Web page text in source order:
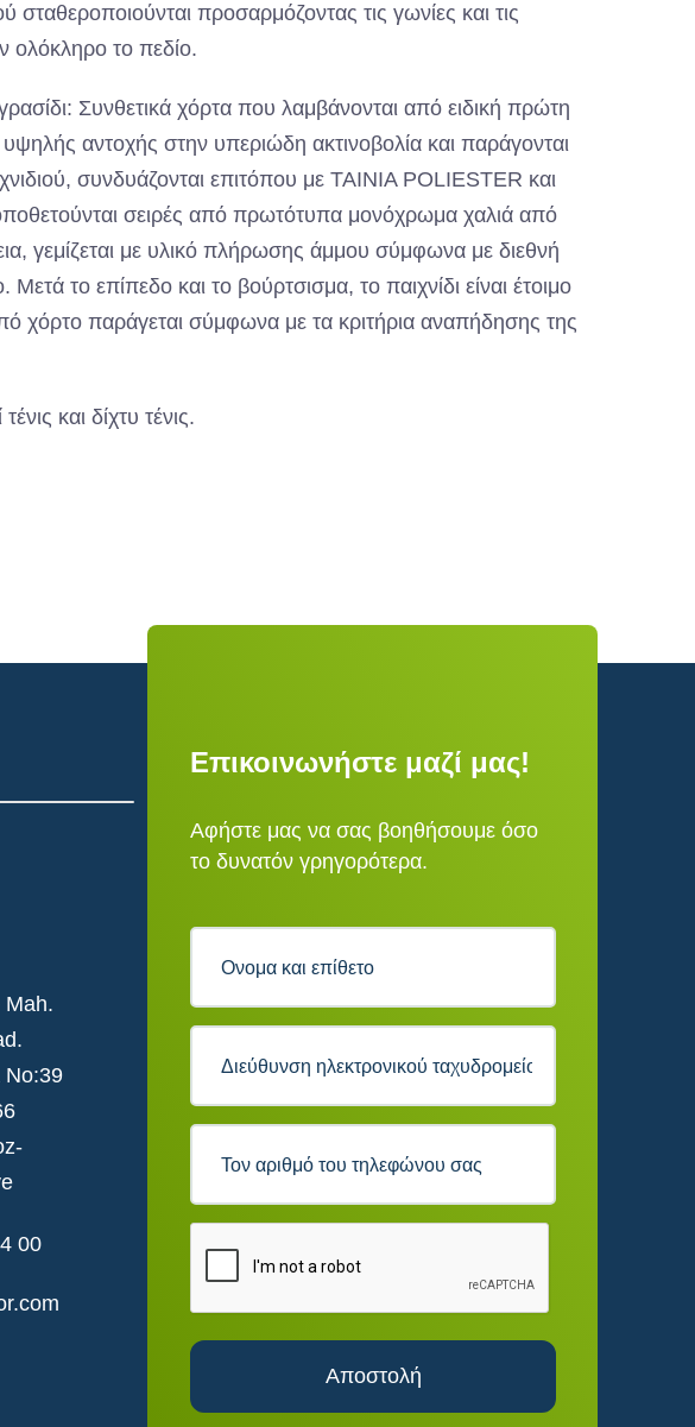
σταθεροποιούνται προσαρμόζοντας τις γωνίες και τις
ολόκληρο το πεδίο.
Συνθετικά χόρτα που λαμβάνονται από ειδική πρώτη
αντοχής στην υπεριώδη ακτινοβολία και παράγονται
συνδυάζονται επιτόπου με ΤΑΙΝΙΑ POLIESTER και
σειρές από πρωτότυπα μονόχρωμα χαλιά από
γεμίζεται με υλικό πλήρωσης άμμου σύμφωνα με διεθνή
Μετά το επίπεδο και το βούρτσισμα, το παιχνίδι είναι έτοιμο
χόρτο παράγεται σύμφωνα με τα κριτήρια αναπήδησης της
και δίχτυ τένις.
Mah.
No:39
00
Επικοινωνήστε μαζί μας!
Αφήστε μας να σας βοηθήσουμε όσο
το δυνατόν γρηγορότερα.
Αποστολή